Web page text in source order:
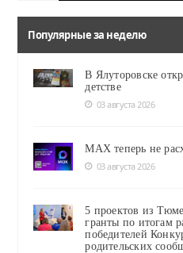
Популярные за неделю
В Ялуторовске
детстве
03 августа 2026
MAX теперь не
03 августа 2026
5 проектов из
гранты по итогам
победителей
родительских